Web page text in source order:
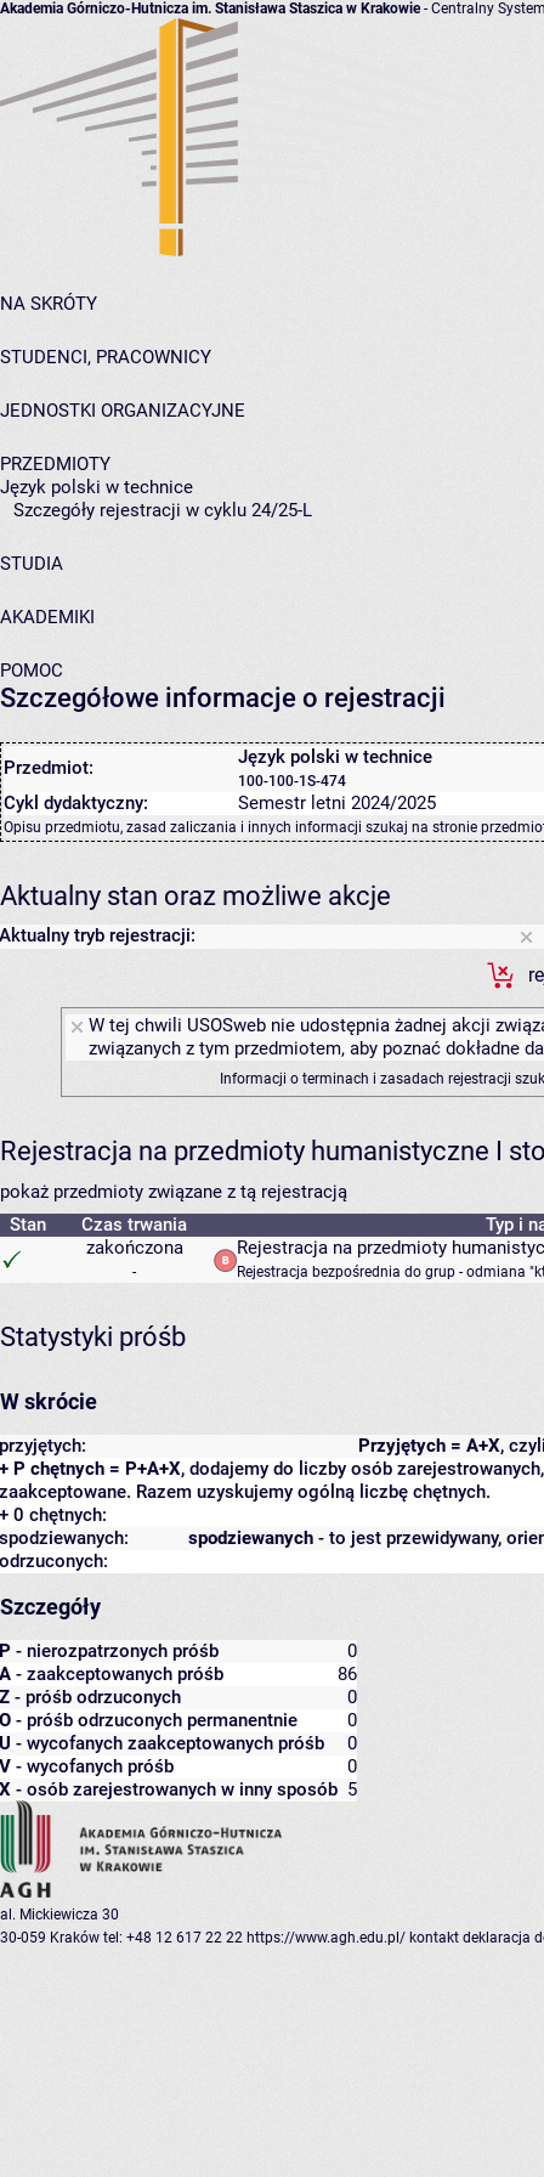
Akademia Górniczo-Hutnicza im. Stanisława Staszica w Krakowie- Centralny
NA SKRÓTY
STUDENCI, PRACOWNICY
JEDNOSTKI ORGANIZACYJNE
PRZEDMIOTY
Język polski w technice
Szczegóły rejestracji w cyklu 24/25-L
STUDIA
AKADEMIKI
POMOC
Szczegółowe informacje o rejestracji
Przedmiot: Język polski w technice
100-100-1S-474
Cykl dydaktyczny: Semestr letni 2024/2025
Opisu przedmiotu, zasad zaliczania i innych informacji szukaj na stronie
Aktualny stan oraz możliwe akcje
Aktualny tryb rejestracji:
W tej chwili USOSweb nie udostępnia żadnej akcji
związanych z tym przedmiotem, aby poznać dokładne
Informacji o terminach i zasadach rejestracji
Rejestracja na przedmioty humanistyczne I
pokaż przedmioty związane z tą rejestracją
Stan
Czas trwania
Typ i
zakończona
-
Rejestracja na przedmioty
Rejestracja bezpośrednia do grup - odmiana
Statystyki próśb
W skrócie
Przyjętych = A+X,
przyjętych:
+ P chętnych = P+A+X, dodajemy do liczby osób
zaakceptowane. Razem uzyskujemy ogólną liczbę chętnych.
+ 0 chętnych:
spodziewanych - to jest przewidywany,
spodziewanych:
odrzuconych:
Szczegóły
P - nierozpatrzonych próśb
0
A - zaakceptowanych próśb
86
Z - próśb odrzuconych
0
O - próśb odrzuconych permanentnie
0
U - wycofanych zaakceptowanych próśb
0
V - wycofanych próśb
0
X - osób zarejestrowanych w inny sposób 5
al. Mickiewicza 30
30-059 Kraków tel: +48 12 617 22 22 https://www.agh.edu.pl/ kontakt deklaracja